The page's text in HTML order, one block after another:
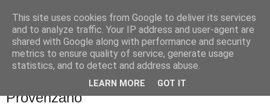
Palla al cerchio
sabato 31 maggio 2025
La magia dello Street Basket in
Provenzano
This site uses cookies from Google to deliver its services
and to analyze traffic. Your IP address and user-agent are
shared with Google along with performance and security
metrics to ensure quality of service, generate usage
statistics, and to detect and address abuse.
LEARN MORE GOT IT